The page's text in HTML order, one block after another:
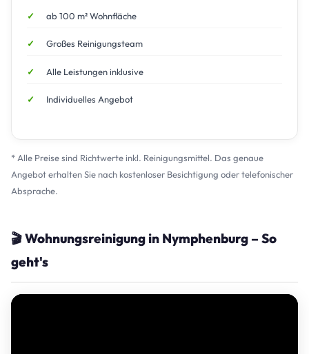
ab 100 m² Wohnfläche
Großes Reinigungsteam
Alle Leistungen inklusive
Individuelles Angebot
* Alle Preise sind Richtwerte inkl. Reinigungsmittel. Das genaue
Angebot erhalten Sie nach kostenloser Besichtigung oder telefonischer
Absprache.
🎬 Wohnungsreinigung in Nymphenburg – So
geht's